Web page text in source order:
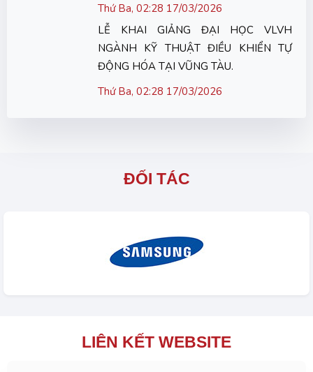
Thứ Ba, 02:28 17/03/2026
LỄ KHAI GIẢNG ĐẠI HỌC VLVH
NGÀNH KỸ THUẬT ĐIỀU KHIỂN TỰ
ĐỘNG HÓA TẠI VŨNG TÀU.
Thứ Ba, 02:28 17/03/2026
ĐỐI TÁC
LIÊN KẾT WEBSITE